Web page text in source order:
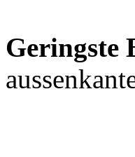
Geringste